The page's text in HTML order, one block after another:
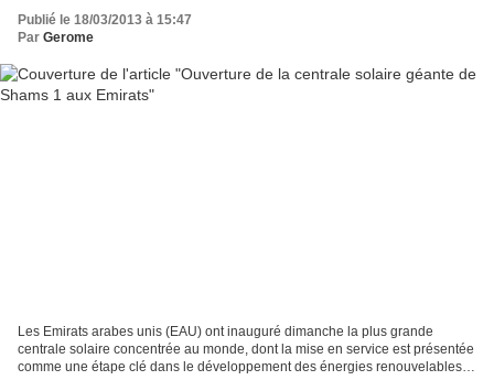
Publié le 18/03/2013 à 15:47
Par Gerome
Les Emirats arabes unis (EAU) ont inauguré dimanche la plus grande
centrale solaire concentrée au monde, dont la mise en service est présentée
comme une étape clé dans le développement des énergies renouvelables